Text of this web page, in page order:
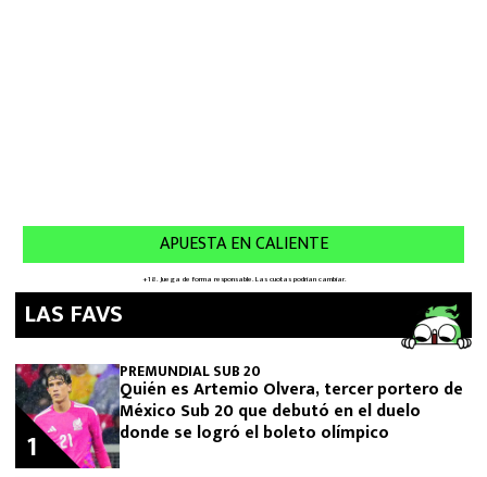
LAS FAVS
PREMUNDIAL SUB 20
Quién es Artemio Olvera, tercer portero de
México Sub 20 que debutó en el duelo
donde se logró el boleto olímpico
1